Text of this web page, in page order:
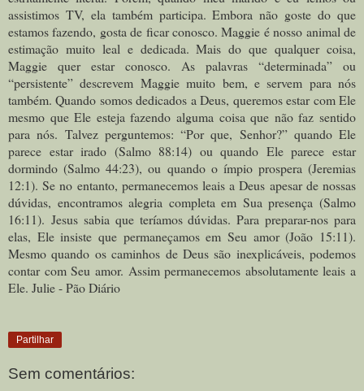
assistimos TV, ela também participa. Embora não goste do que
estamos fazendo, gosta de ficar conosco. Maggie é nosso animal de
estimação muito leal e dedicada. Mais do que qualquer coisa,
Maggie quer estar conosco. As palavras “determinada” ou
“persistente” descrevem Maggie muito bem, e servem para nós
também. Quando somos dedicados a Deus, queremos estar com Ele
mesmo que Ele esteja fazendo alguma coisa que não faz sentido
para nós. Talvez perguntemos: “Por que, Senhor?” quando Ele
parece estar irado (Salmo 88:14) ou quando Ele parece estar
dormindo (Salmo 44:23), ou quando o ímpio prospera (Jeremias
12:1). Se no entanto, permanecemos leais a Deus apesar de nossas
dúvidas, encontramos alegria completa em Sua presença (Salmo
16:11). Jesus sabia que teríamos dúvidas. Para preparar-nos para
elas, Ele insiste que permaneçamos em Seu amor (João 15:11).
Mesmo quando os caminhos de Deus são inexplicáveis, podemos
contar com Seu amor. Assim permanecemos absolutamente leais a
Ele. Julie - Pão Diário
Partilhar
Sem comentários: